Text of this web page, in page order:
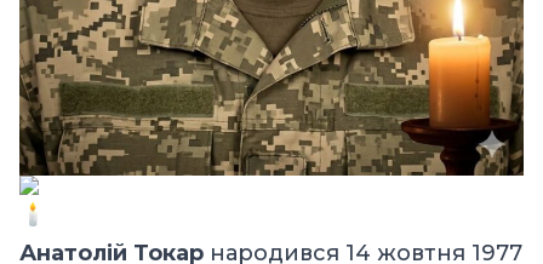
Анатолій Токар народився 14 жовтня 1977